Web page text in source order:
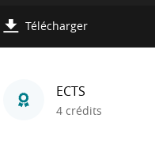
Télécharger
ECTS
4 crédits